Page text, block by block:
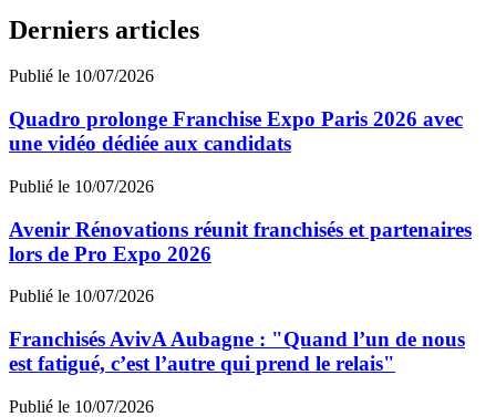
Derniers articles
Publié le 10/07/2026
Quadro prolonge Franchise Expo Paris 2026 avec
une vidéo dédiée aux candidats
Publié le 10/07/2026
Avenir Rénovations réunit franchisés et partenaires
lors de Pro Expo 2026
Publié le 10/07/2026
Franchisés AvivA Aubagne : "Quand l’un de nous
est fatigué, c’est l’autre qui prend le relais"
Publié le 10/07/2026